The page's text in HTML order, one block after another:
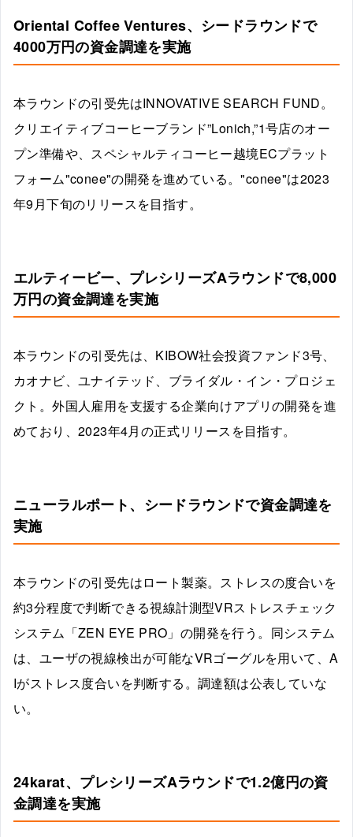
Oriental Coffee Ventures、シードラウンドで
4000万円の資金調達を実施
本ラウンドの引受先はINNOVATIVE SEARCH FUND。
クリエイティブコーヒーブランド”Lonich,”1号店のオー
プン準備や、スペシャルティコーヒー越境ECプラット
フォーム"conee"の開発を進めている。"conee"は2023
年9月下旬のリリースを目指す。
エルティービー、プレシリーズAラウンドで8,000
万円の資金調達を実施
本ラウンドの引受先は、KIBOW社会投資ファンド3号、
カオナビ、ユナイテッド、ブライダル・イン・プロジェ
クト。外国人雇用を支援する企業向けアプリの開発を進
めており、2023年4月の正式リリースを目指す。
ニューラルポート、シードラウンドで資金調達を
実施
本ラウンドの引受先はロート製薬。ストレスの度合いを
約3分程度で判断できる視線計測型VRストレスチェック
システム「ZEN EYE PRO」の開発を行う。同システム
は、ユーザの視線検出が可能なVRゴーグルを用いて、A
Iがストレス度合いを判断する。調達額は公表していな
い。
24karat、プレシリーズAラウンドで1.2億円の資
金調達を実施